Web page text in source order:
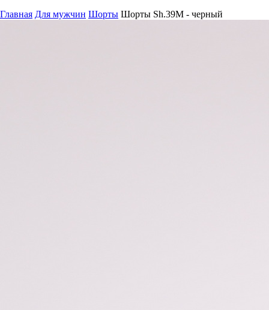
Главная Для мужчин Шорты Шорты Sh.39M - черный